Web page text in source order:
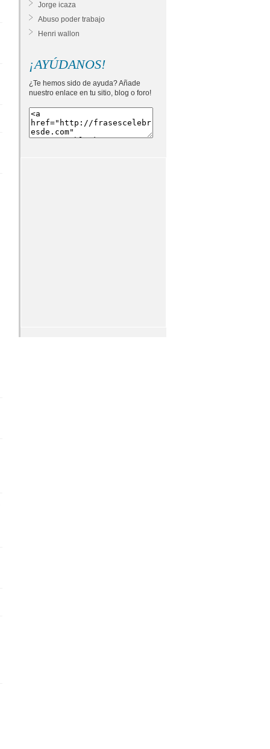
Jorge icaza
Abuso poder trabajo
Henri wallon
¡AYÚDANOS!
¿Te hemos sido de ayuda? Añade
nuestro enlace en tu sitio, blog o foro!